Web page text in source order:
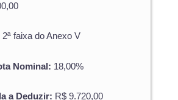
2ª faixa do Anexo V
Nominal: 18,00%
a Deduzir: R$ 9.720,00